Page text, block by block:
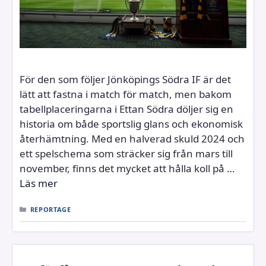
För den som följer Jönköpings Södra IF är det
lätt att fastna i match för match, men bakom
tabellplaceringarna i Ettan Södra döljer sig en
historia om både sportslig glans och ekonomisk
återhämtning. Med en halverad skuld 2024 och
ett spelschema som sträcker sig från mars till
november, finns det mycket att hålla koll på …
Läs mer
KATEGORIER
REPORTAGE